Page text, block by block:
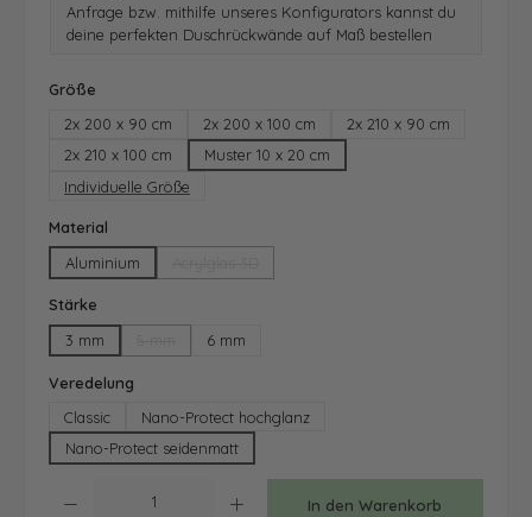
Anfrage bzw. mithilfe unseres Konfigurators kannst du
deine perfekten Duschrückwände auf Maß bestellen
Größe
2x 200 x 90 cm
2x 200 x 100 cm
2x 210 x 90 cm
2x 210 x 100 cm
Muster 10 x 20 cm
Individuelle Größe
Material
Aluminium
Stärke
3 mm
(Diese Option ist zurzeit nicht verfügbar.)
6 mm
Veredelung
Classic
Nano-Protect hochglanz
Nano-Protect seidenmatt
In den Warenkorb